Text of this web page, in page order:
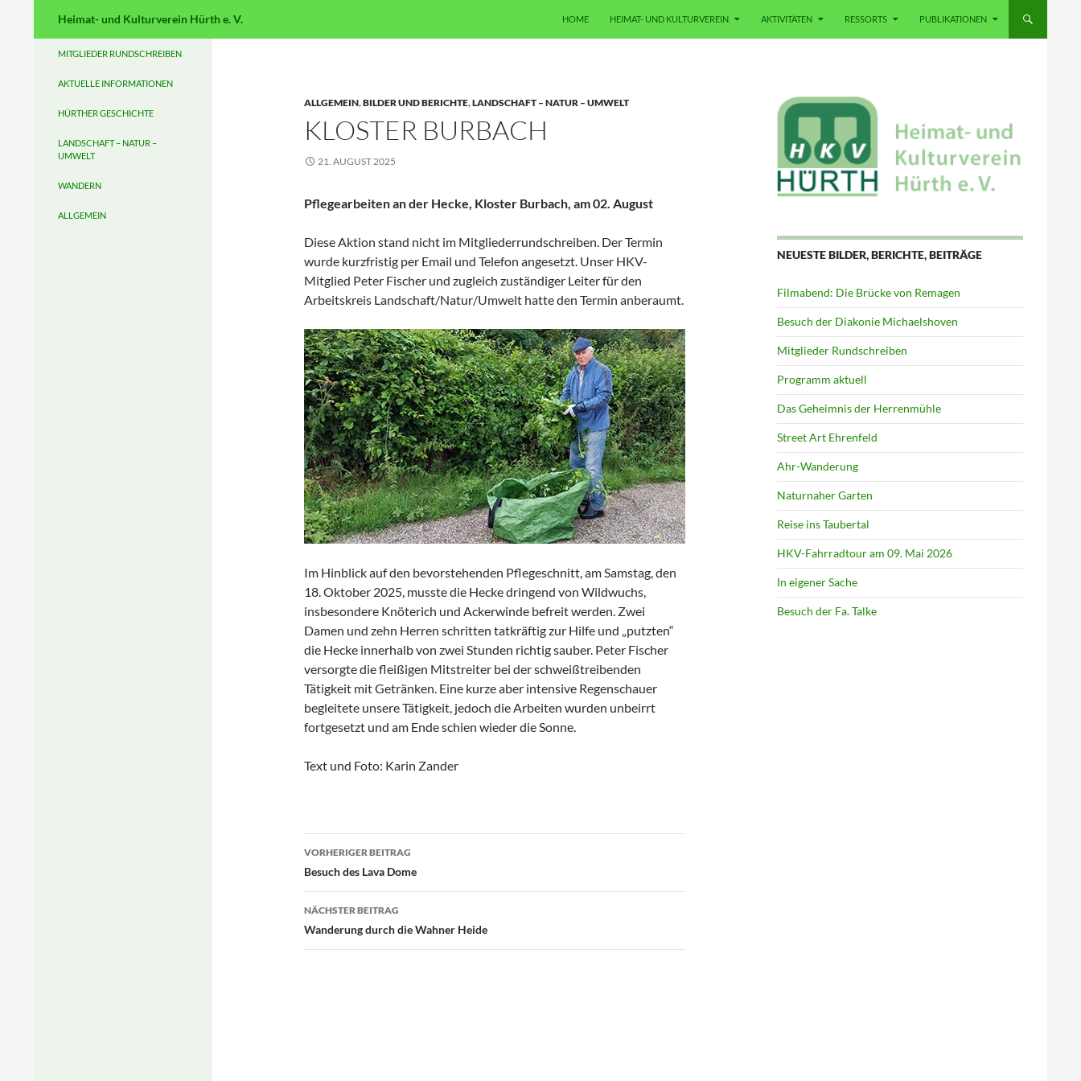
Heimat- und Kulturverein Hürth e. V.
HOME
HEIMAT- UND KULTURVEREIN AKTIVITÄTEN RESSORTS PUBLIKATIONEN
ALLGEMEIN,BILDER UND BERICHTE,LANDSCHAFT – NATUR – UMWELT
KLOSTER BURBACH
21. AUGUST 2025
Pflegearbeiten an der Hecke, Kloster Burbach, am 02. August
Diese Aktion stand nicht im Mitgliederrundschreiben. Der Termin
wurde kurzfristig per Email und Telefon angesetzt. Unser HKV-
Mitglied Peter Fischer und zugleich zuständiger Leiter für den
Arbeitskreis Landschaft/Natur/Umwelt hatte den Termin anberaumt.
Im Hinblick auf den bevorstehenden Pflegeschnitt, am Samstag, den
18. Oktober 2025, musste die Hecke dringend von Wildwuchs,
insbesondere Knöterich und Ackerwinde befreit werden. Zwei
Damen und zehn Herren schritten tatkräftig zur Hilfe und „putzten“
die Hecke innerhalb von zwei Stunden richtig sauber. Peter Fischer
versorgte die fleißigen Mitstreiter bei der schweißtreibenden
Tätigkeit mit Getränken. Eine kurze aber intensive Regenschauer
begleitete unsere Tätigkeit, jedoch die Arbeiten wurden unbeirrt
fortgesetzt und am Ende schien wieder die Sonne.
Text und Foto: Karin Zander
Beitragsnavigation
VORHERIGER BEITRAG
Besuch des Lava Dome
NÄCHSTER BEITRAG
Wanderung durch die Wahner Heide
NEUESTE BILDER, BERICHTE, BEITRÄGE
Filmabend: Die Brücke von Remagen
Besuch der Diakonie Michaelshoven
Mitglieder Rundschreiben
Programm aktuell
Das Geheimnis der Herrenmühle
Street Art Ehrenfeld
Ahr-Wanderung
Naturnaher Garten
Reise ins Taubertal
HKV-Fahrradtour am 09. Mai 2026
In eigener Sache
Besuch der Fa. Talke
MITGLIEDER RUNDSCHREIBEN
AKTUELLE INFORMATIONEN
HÜRTHER GESCHICHTE
LANDSCHAFT – NATUR –
UMWELT
WANDERN
ALLGEMEIN